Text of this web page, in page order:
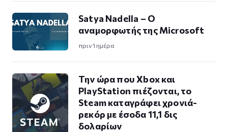
Satya Nadella – Ο
αναμορφωτής της Microsoft
πριν 1 ημέρα
Την ώρα που Xbox και
PlayStation πιέζονται, το
Steam καταγράφει χρονιά-
ρεκόρ με έσοδα 11,1 δις
δολαρίων